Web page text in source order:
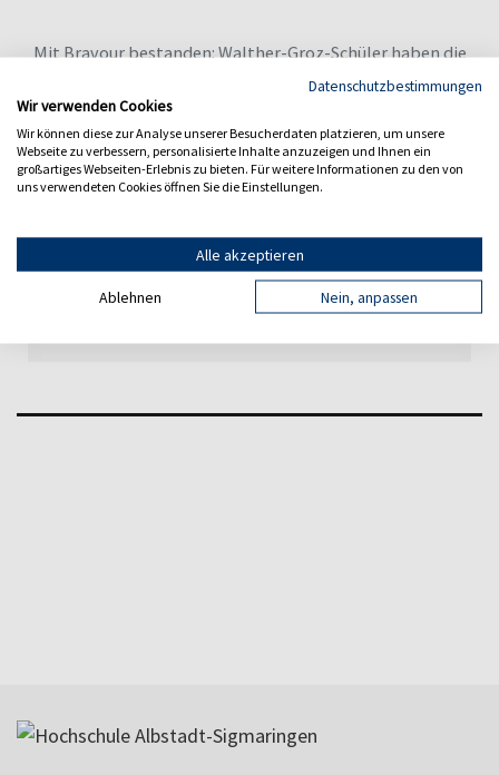
Mit Bravour bestanden: Walther-Groz-Schüler haben die
Schüleruni der Hochschule Albstadt-Sigmaringen im
Bereich Wirtschaftsinformatik absolviert.
Vorheriger Artikel
Nächster Artikel
Datenschutzbestimmungen
Wir verwenden Cookies
Wir können diese zur Analyse unserer Besucherdaten platzieren, um unsere
Webseite zu verbessern, personalisierte Inhalte anzuzeigen und Ihnen ein
großartiges Webseiten-Erlebnis zu bieten. Für weitere Informationen zu den von
uns verwendeten Cookies öffnen Sie die Einstellungen.
Alle akzeptieren
Ablehnen Nein, anpassen